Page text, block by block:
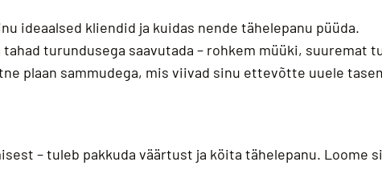
ideaalsed kliendid ja kuidas nende tähelepanu püüda.
tahad turundusega saavutada – rohkem müüki, suuremat
plaan sammudega, mis viivad sinu ettevõtte uuele
– tuleb pakkuda väärtust ja köita tähelepanu. Loome